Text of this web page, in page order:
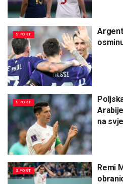
SPORT
SPORT
na
SPORT
Remi